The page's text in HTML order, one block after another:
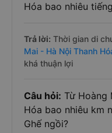
Hóa bao nhiêu
Trả lời: Thời gian di
Mai - Hà Nội Thanh
khá thuận lợi
Câu hỏi: Từ Hoàng
Hóa bao nhiêu km
Ghế ngồi?